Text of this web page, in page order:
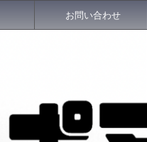
お問い合わせ